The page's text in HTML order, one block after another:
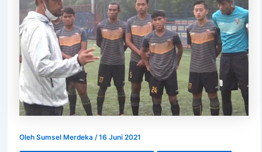
Oleh Sumsel Merdeka /16 Juni 2021